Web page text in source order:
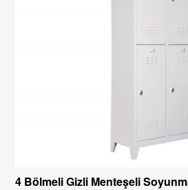
4 Bölmeli Gizli Menteşeli